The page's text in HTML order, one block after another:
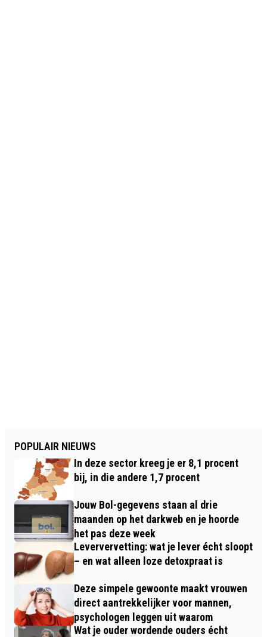
POPULAIR NIEUWS
In deze sector kreeg je er 8,1 procent
bij, in die andere 1,7 procent
Jouw Bol-gegevens staan al drie
maanden op het darkweb en je hoorde
het pas deze week
Leververvetting: wat je lever écht sloopt
– en wat alleen loze detoxpraat is
Deze simpele gewoonte maakt vrouwen
direct aantrekkelijker voor mannen,
psychologen leggen uit waarom
Wat je ouder wordende ouders écht